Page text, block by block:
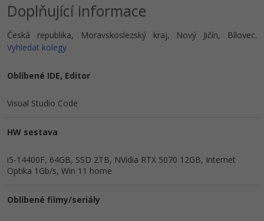
Doplňující informace
Česká republika, Moravskoslezský kraj, Nový Jičín, Bílovec.
Vyhledat kolegy
Oblíbené IDE, Editor
Visual Studio Code
HW sestava
i5-14400F, 64GB, SSD 2TB, NVidia RTX 5070 12GB, Internet
Optika 1Gb/s, Win 11 home
Oblíbené filmy/seriály